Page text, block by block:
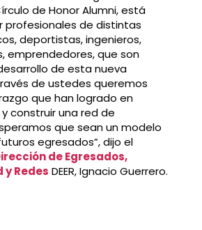
de Honor Alumni, está
profesionales de distintas
deportistas, ingenieros,
emprendedores, que son
de esta nueva
de ustedes queremos
que han logrado en
construir una red de
que sean un modelo
egresados”, dijo el
de Egresados,
Redes DEER, Ignacio Guerrero.